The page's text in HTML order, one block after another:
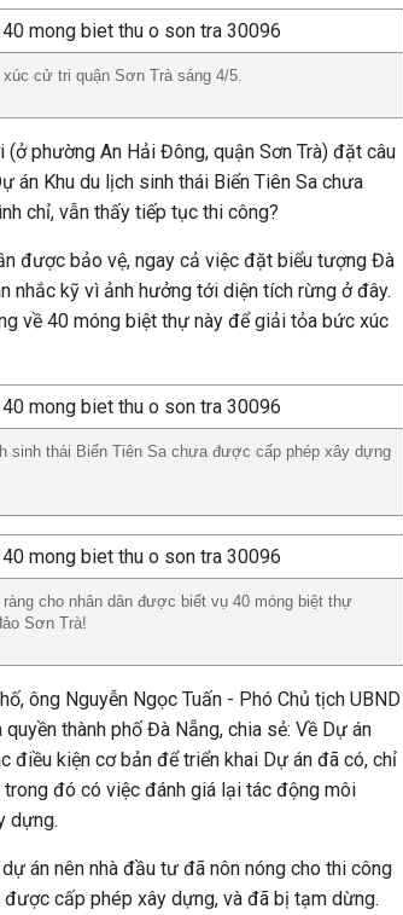
cử tri quận Sơn Trà sáng 4/5.
phường An Hải Đông, quận Sơn Trà) đặt câu
án Khu du lịch sinh thái Biển Tiên Sa chưa
chỉ, vẫn thấy tiếp tục thi công?
được bảo vệ, ngay cả việc đặt biểu tượng Đà
nhắc kỹ vì ảnh hưởng tới diện tích rừng ở đây.
về 40 móng biệt thự này để giải tỏa bức xúc
sinh thái Biển Tiên Sa chưa được cấp phép xây dựng
cho nhân dân được biết vụ 40 móng biệt thự
Sơn Trà!
ông Nguyễn Ngọc Tuấn - Phó Chủ tịch UBND
thành phố Đà Nẵng, chia sẻ: Về Dự án
điều kiện cơ bản để triển khai Dự án đã có, chỉ
đó có việc đánh giá lại tác động môi
dựng.
án nên nhà đầu tư đã nôn nóng cho thi công
cấp phép xây dựng, và đã bị tạm dừng.